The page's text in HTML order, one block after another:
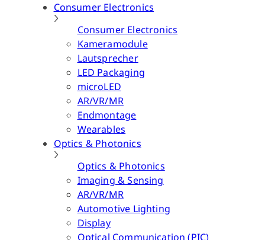
Consumer Electronics
Consumer Electronics
Kameramodule
Lautsprecher
LED Packaging
microLED
AR/VR/MR
Endmontage
Wearables
Optics & Photonics
Optics & Photonics
Imaging & Sensing
AR/VR/MR
Automotive Lighting
Display
Optical Communication (PIC)